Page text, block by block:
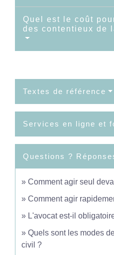
Quel est le coût
des contentieux de
Textes de référence
Services en ligne et
Questions ?
Comment agir seul
Comment agir
L'avocat est-il
Quels sont les modes
civil ?